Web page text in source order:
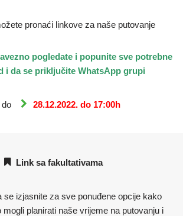
pronaći linkove za naše putovanje
pogledate i popunite sve potrebne
i da se priključite WhatsApp grupi
do 28.12.2022. do 17:00h
Link sa fakultativama
se izjasnite za sve ponuđene opcije kako
mogli planirati naše vrijeme na putovanju i